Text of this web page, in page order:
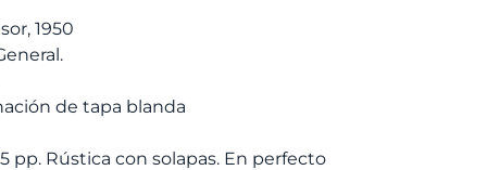
1950
de tapa blanda
pp. Rústica con solapas. En perfecto